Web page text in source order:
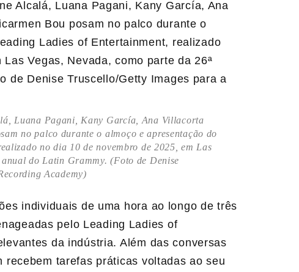
Luana Pagani, Kany García, Ana Villacorta
no palco durante o almoço e apresentação do
no dia 10 de novembro de 2025, em Las
do Latin Grammy. (Foto de Denise
Academy)
individuais de uma hora ao longo de três
pelo Leading Ladies of
da indústria. Além das conversas
tarefas práticas voltadas ao seu